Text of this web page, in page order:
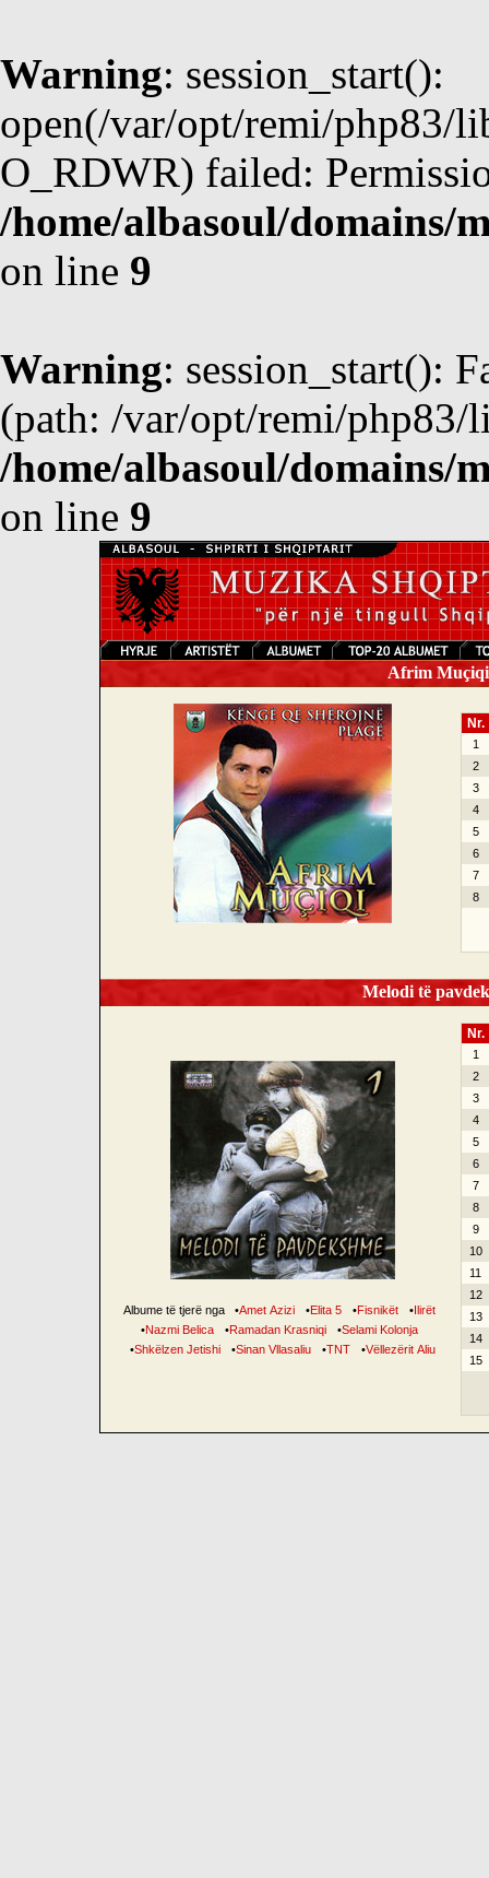
Warning: session_start():
open(/var/opt/remi/php83/
O_RDWR) failed:
/home/albasoul/domains/
on line 9
Warning: session_start():
(path: /var/opt/remi/php83/
/home/albasoul/domains/
on line 9
Afrim Muçiqi
Nr.
1
2
3
4
5
6
7
8
Melodi të
Albume të tjerë nga •Amet Azizi •Elita 5 •Fisnikët •Ilirët
•Nazmi Belica •Ramadan Krasniqi •Selami Kolonja
•Shkëlzen Jetishi •Sinan Vllasaliu •TNT •Vëllezërit Aliu
Nr.
1
2
3
4
5
6
7
8
9
10
11
12
13
14
15